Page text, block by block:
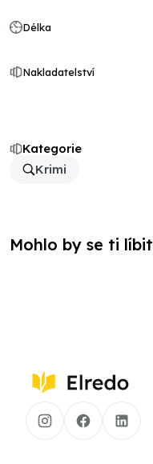
Kategorie
Krimi
Délka
Nakladatelství
Mohlo by se ti líbit